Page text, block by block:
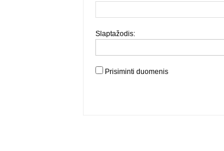
Slaptažodis:
Prisiminti duomenis